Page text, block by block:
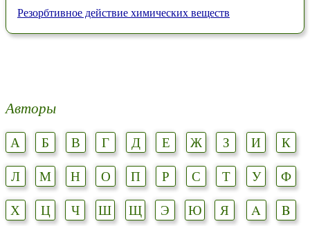
Резорбтивное действие химических веществ
Авторы
А Б В Г Д Е Ж З И
К
Л
М Н О П Р С Т У
Ф
Х
Ц Ч Ш Щ Э Ю Я A
B